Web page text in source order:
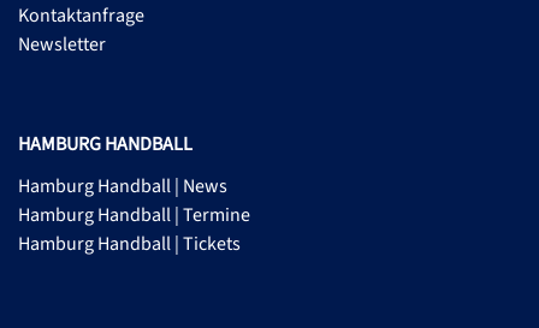
Kontaktanfrage
Newsletter
HAMBURG HANDBALL
Hamburg Handball | News
Hamburg Handball | Termine
Hamburg Handball | Tickets